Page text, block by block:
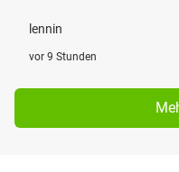
lennin
vor 9 Stunden